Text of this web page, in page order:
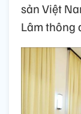
sản Việt
Lâm thông